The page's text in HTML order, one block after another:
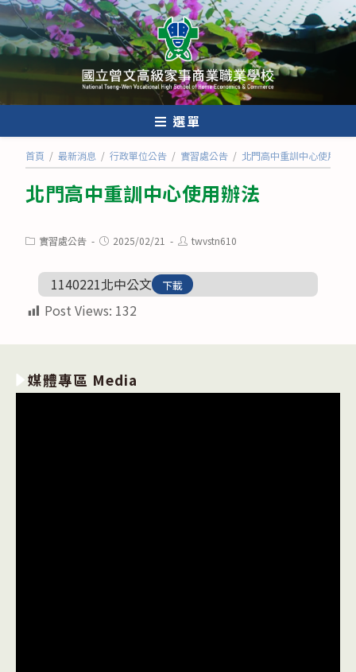
跳
轉
至
內
選單
首頁 / 最新消息 / 行政單位公告 / 實習處公告 / 北門高中重訓中心使用辦法
北門高中重訓中心使用辦法
Post實習處公告
Post2025/02/21
Posttwvstn610
1140221北中公文 下載
Post Views: 132
媒體專區 Media